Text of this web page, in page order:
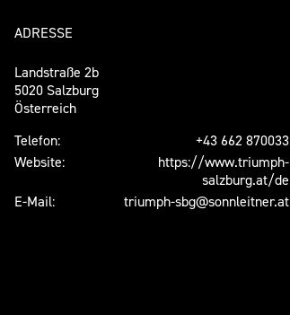
ADRESSE
Landstraße 2b
5020 Salzburg
Österreich
Telefon:
+43 662 870033
Website:
https://www.triumph-
salzburg.at/de
E-Mail:
triumph-sbg@sonnleitner.at